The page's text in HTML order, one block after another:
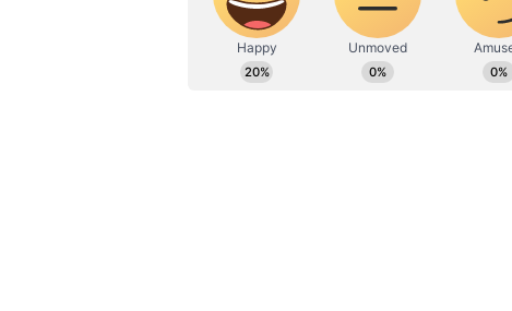
அரசின் அறிவிப்பால்
நடுத்தர மக்களுக்கு
ஜாக்பாட்.! ஜாலியா